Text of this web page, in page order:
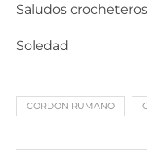
Saludos
Soledad
CORDON RUMANO